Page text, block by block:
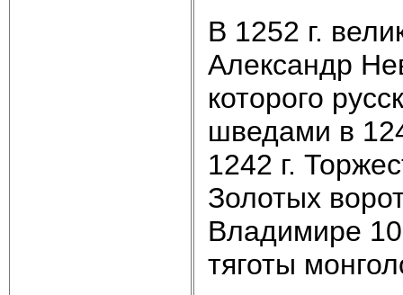
В 1252 г.
Александр
которого
шведами в
1242 г.
Золотых
Владимире
тяготы